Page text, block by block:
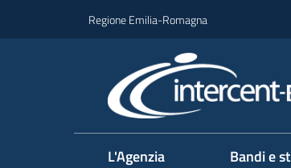
Regione Emilia-Romagna
L'Agenzia Bandi e